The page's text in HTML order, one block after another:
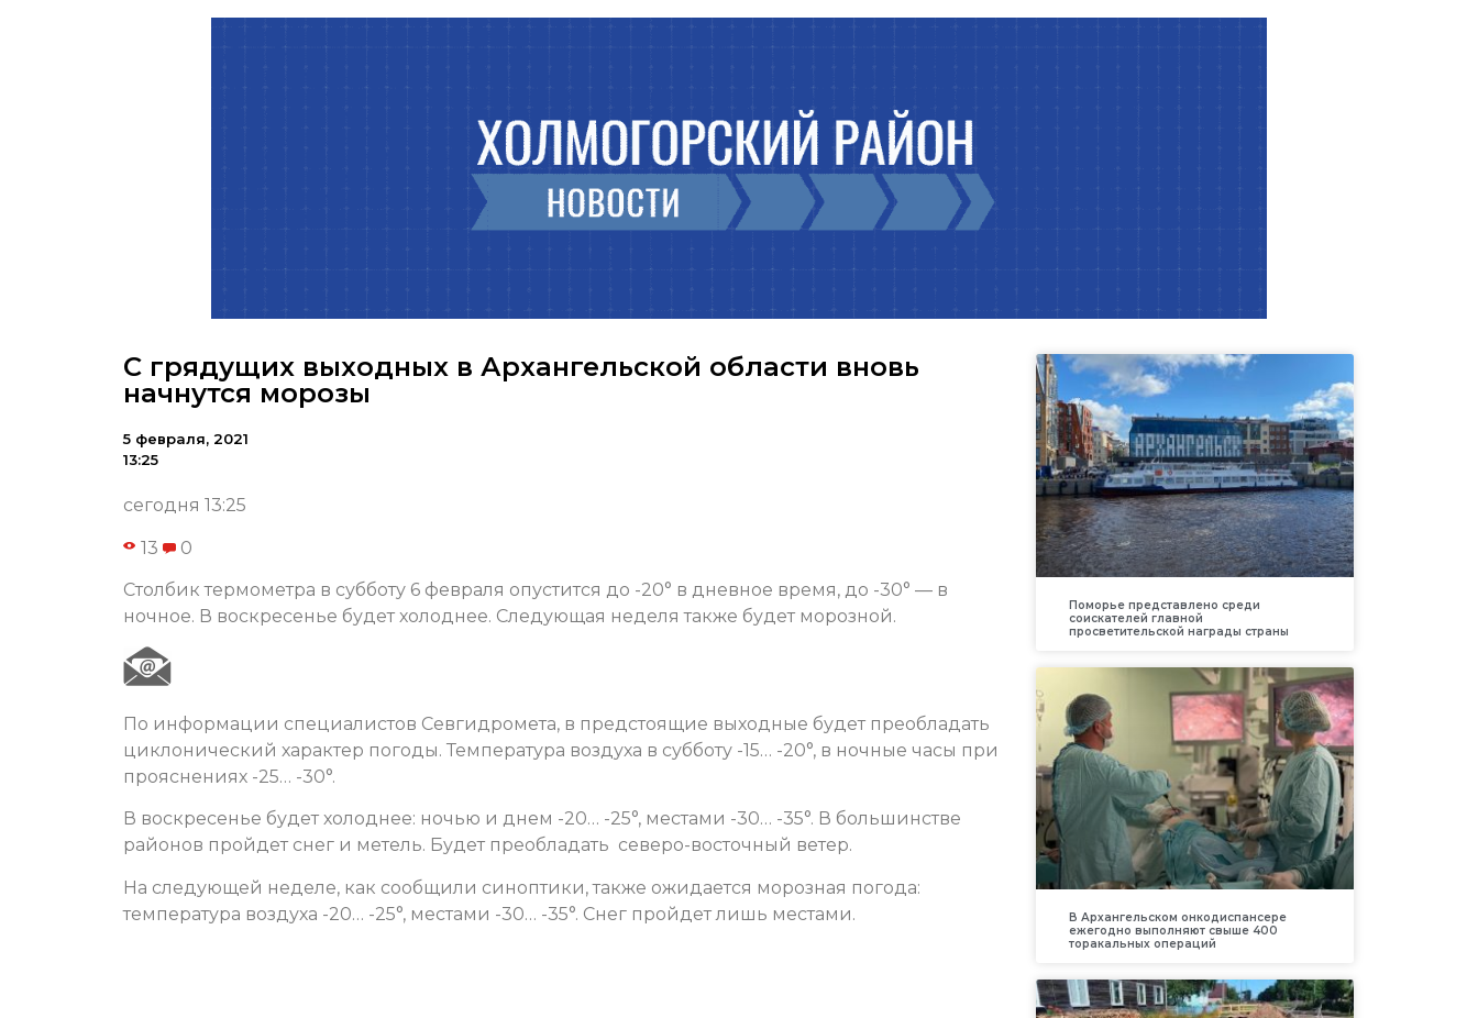
С грядущих выходных в Архангельской области вновь
начнутся морозы
5 февраля, 2021
13:25
сегодня 13:25
13 0
Столбик термометра в субботу 6 февраля опустится до -20° в дневное время, до -30° — в
ночное. В воскресенье будет холоднее. Следующая неделя также будет морозной.
По информации специалистов Севгидромета, в предстоящие выходные будет преобладать
циклонический характер погоды. Температура воздуха в субботу -15… -20°, в ночные часы при
прояснениях -25… -30°.
В воскресенье будет холоднее: ночью и днем -20… -25°, местами -30… -35°. В большинстве
районов пройдет снег и метель. Будет преобладать северо-восточный ветер.
На следующей неделе, как сообщили синоптики, также ожидается морозная погода:
температура воздуха -20… -25°, местами -30… -35°. Снег пройдет лишь местами.
Поморье представлено среди
соискателей главной
просветительской награды страны
В Архангельском онкодиспансере
ежегодно выполняют свыше 400
торакальных операций